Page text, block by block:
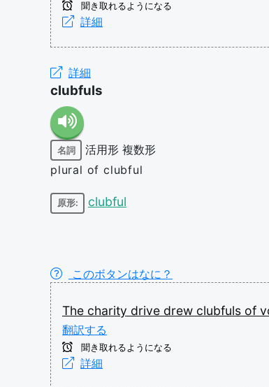
聞き取れるようになる
詳細
詳細
clubfuls
名詞 活用形 複数形
plural of clubful
原形: clubful
このボタンはなに？
The charity drive drew clubfuls of
翻訳する
聞き取れるようになる
詳細